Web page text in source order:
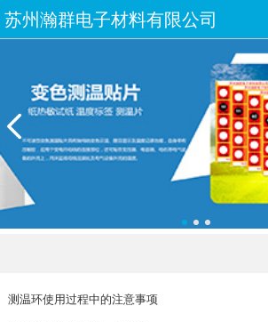
苏州瀚群电子材料有限公司
测温环使用过程中的注意事项